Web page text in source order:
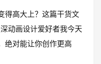
得高大上？这篇干货文
动画设计爱好者我今天
绝对能让你创作更高